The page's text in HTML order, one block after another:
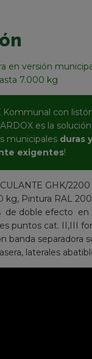
en versión
7.000 kg
Kommunal con
es la
municipales duras
exigentes!
GHK/
kg, Pintura RAL
de doble efecto en
puntos cat. II,III
banda separadora
laterales